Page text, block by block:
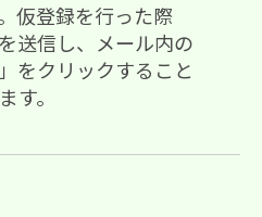
ラボ
仮登録を行った際
送信し、メール内の
をクリックすること
す。